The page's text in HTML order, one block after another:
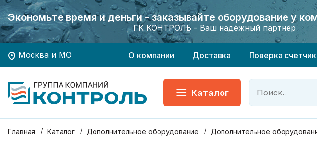
Экономьте время и деньги - заказывайте оборудование у
ГК КОНТРОЛЬ - Ваш надёжный партнёр
Хотите заказать поверку приборов учета?
Экономьте время и деньги - заказывайте оборудование у
ГК КОНТРОЛЬ - Ваш надёжный партнёр
Хотите заказать поверку приборов учета?
Москва и МО О компании Доставка Поверка
Каталог
Главная Каталог Дополнительное оборудование Дополнительное